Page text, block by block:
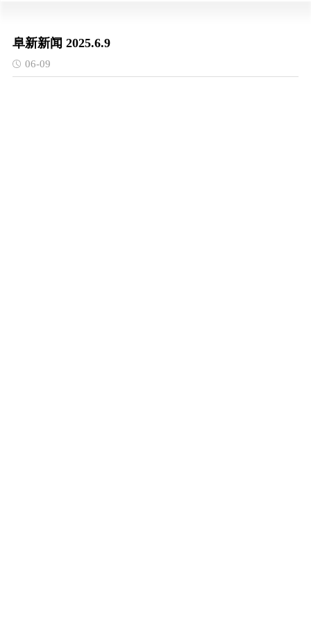
阜新新闻 2025.6.9
06-09